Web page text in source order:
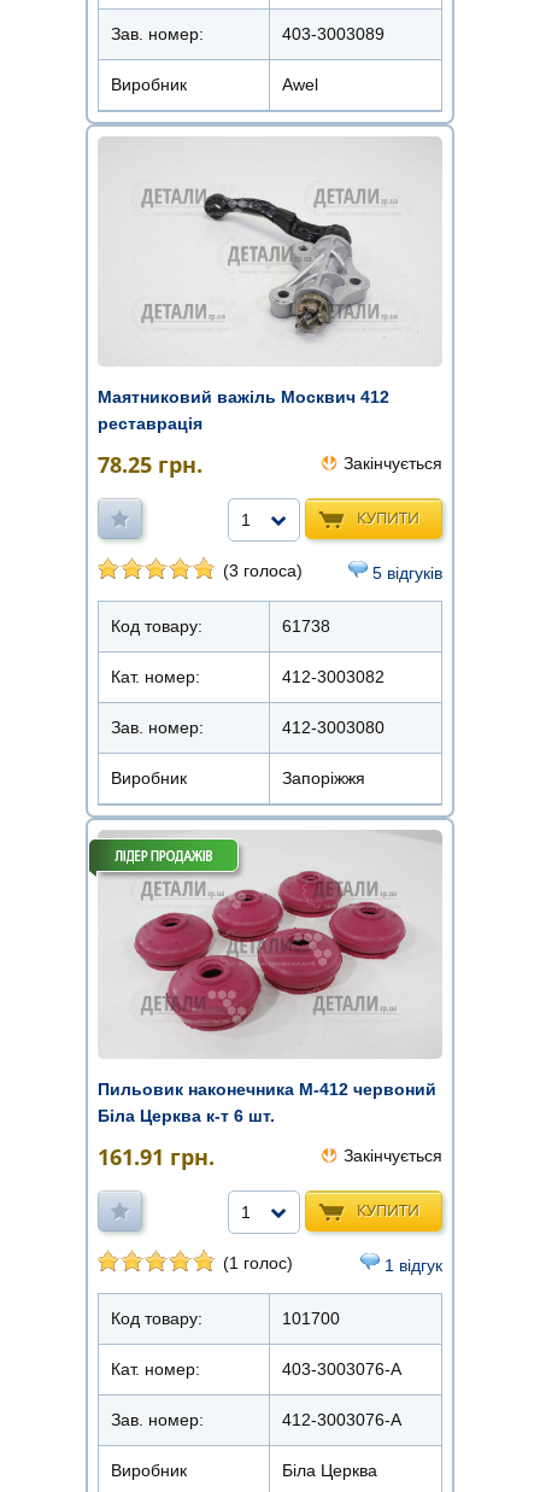
Зав. номер: 403-3003089
Виробник Awel
Маятниковий важіль Москвич 412
реставрація
78.25 грн. Закінчується
КУПИТИ
1
(3 голоса) 5 відгуків
Код товару: 61738
Кат. номер: 412-3003082
Зав. номер: 412-3003080
Виробник Запоріжжя
Пильовик наконечника М-412 червоний
Біла Церква к-т 6 шт.
161.91 грн. Закінчується
КУПИТИ
1
(1 голос) 1 відгук
Код товару: 101700
Кат. номер: 403-3003076-А
Зав. номер: 412-3003076-А
Виробник Біла Церква